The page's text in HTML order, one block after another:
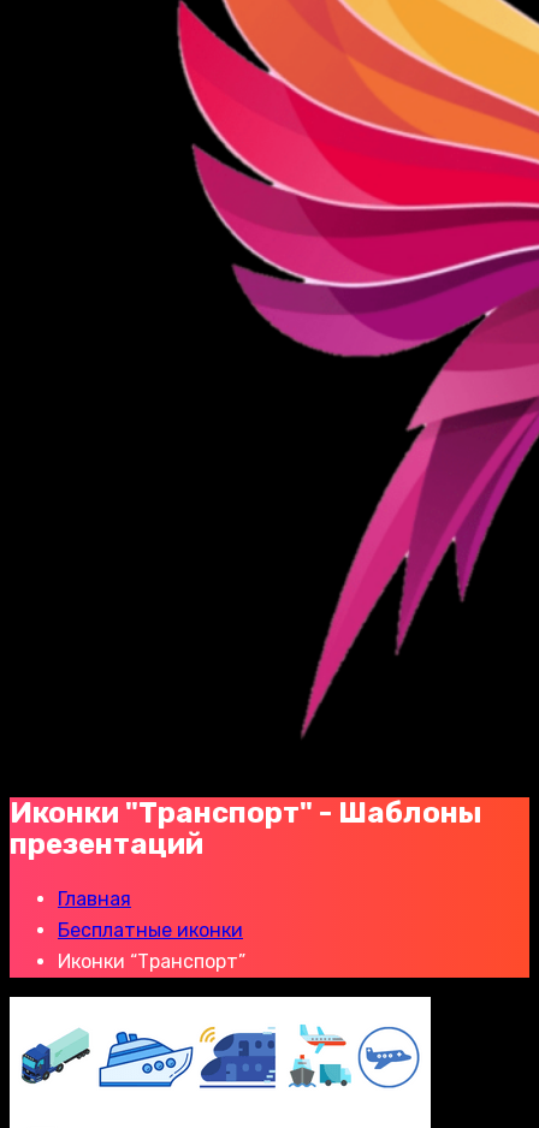
Иконки "Транспорт" - Шаблоны
презентаций
Главная
Бесплатные иконки
Иконки “Транспорт”